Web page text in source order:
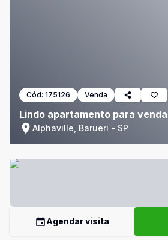
Cód: 175126 Venda
Lindo apartamento para
Alphaville, Barueri - SP
Agendar visita